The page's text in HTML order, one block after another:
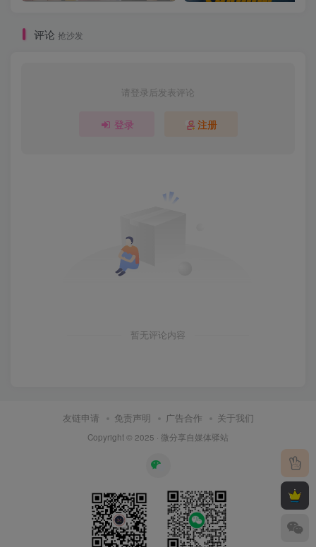
评论 抢沙发
请登录后发表评论
登录 注册
暂无评论内容
友链申请 免责声明 广告合作 关于我们
Copyright © 2025 · 微分享自媒体驿站